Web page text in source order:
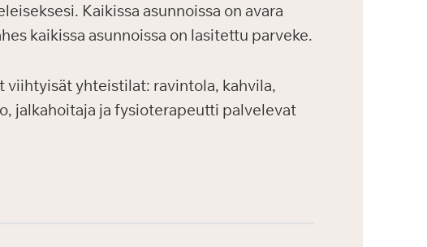
Kaikissa asunnoissa on avara
kaikissa asunnoissa on lasitettu parveke.
viihtyisät yhteistilat: ravintola, kahvila,
jalkahoitaja ja fysioterapeutti palvelevat